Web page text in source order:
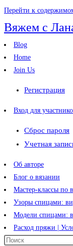
Перейти к
Вяжем с
Blog
Home
Join Us
Регистрация
Вход для
Сброс пароля
Учетная
Об авторе
Блог о вязании
Мастер-классы по
Узоры спицами:
Модели спицами:
Расход пряжи |